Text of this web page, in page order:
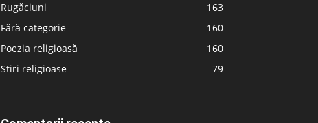
Rugăciuni
163
Fără categorie
160
Poezia religioasă
160
Stiri religioase
79